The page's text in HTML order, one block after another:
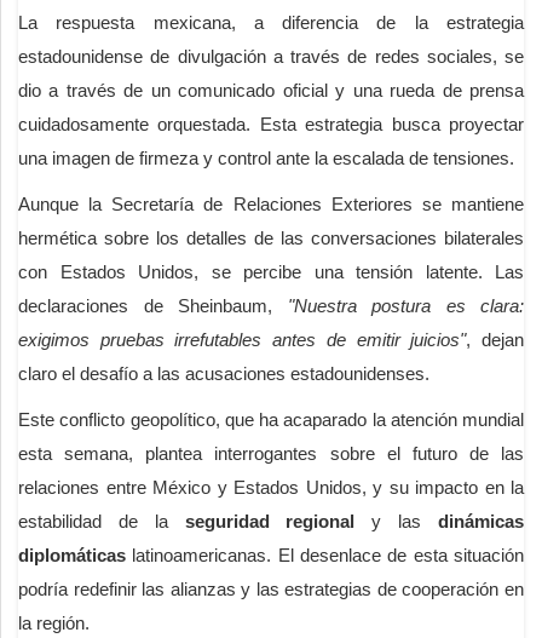
La respuesta mexicana, a diferencia de la estrategia
estadounidense de divulgación a través de redes sociales, se
dio a través de un comunicado oficial y una rueda de prensa
cuidadosamente orquestada. Esta estrategia busca proyectar
una imagen de firmeza y control ante la escalada de tensiones.
Aunque la Secretaría de Relaciones Exteriores se mantiene
hermética sobre los detalles de las conversaciones bilaterales
con Estados Unidos, se percibe una tensión latente. Las
declaraciones de Sheinbaum, "Nuestra postura es clara:
exigimos pruebas irrefutables antes de emitir juicios", dejan
claro el desafío a las acusaciones estadounidenses.
Este conflicto geopolítico, que ha acaparado la atención mundial
esta semana, plantea interrogantes sobre el futuro de las
relaciones entre México y Estados Unidos, y su impacto en la
estabilidad de la seguridad regional y lasdinámicas
diplomáticas latinoamericanas. El desenlace de esta situación
podría redefinir las alianzas y las estrategias de cooperación en
la región.